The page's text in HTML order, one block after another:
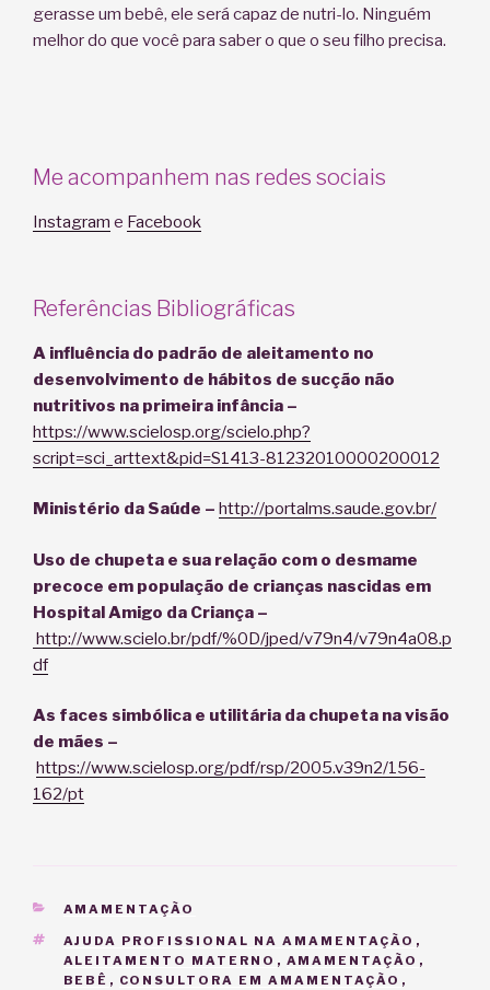
gerasse um bebê, ele será capaz de nutri-lo. Ninguém
melhor do que você para saber o que o seu filho precisa.
Me acompanhem nas redes sociais
Instagram e Facebook
Referências Bibliográficas
A influência do padrão de aleitamento no
desenvolvimento de hábitos de sucção não
nutritivos na primeira infância –
https://www.scielosp.org/scielo.php?
script=sci_arttext&pid=S1413-81232010000200012
Ministério da Saúde – http://portalms.saude.gov.br/
Uso de chupeta e sua relação com o desmame
precoce em população de crianças nascidas em
Hospital Amigo da Criança –
http://www.scielo.br/pdf/%0D/jped/v79n4/v79n4a08.p
df
As faces simbólica e utilitária da chupeta na visão
de mães –
https://www.scielosp.org/pdf/rsp/2005.v39n2/156-
162/pt
CATEGORIAS
AMAMENTAÇÃO
TAGS
AJUDA PROFISSIONAL NA AMAMENTAÇÃO ,
ALEITAMENTO MATERNO , AMAMENTAÇÃO ,
BEBÊ , CONSULTORA EM AMAMENTAÇÃO ,